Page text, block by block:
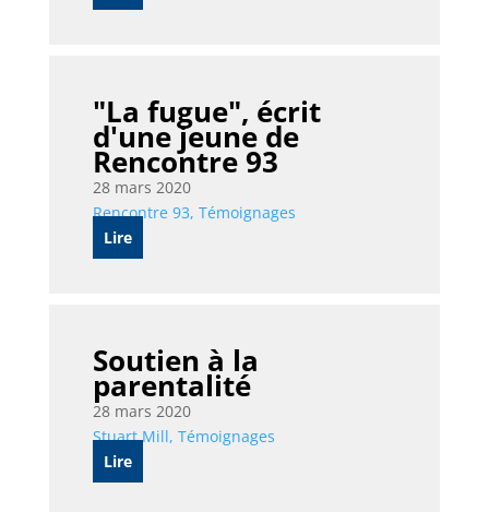
"La fugue", écrit
d'une jeune de
Rencontre 93
28 mars 2020
Rencontre 93, Témoignages
Lire
Soutien à la
parentalité
28 mars 2020
Stuart Mill, Témoignages
Lire